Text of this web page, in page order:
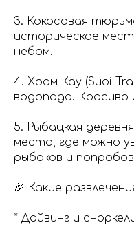
3. Кокосовая
историческое
небом.
4. Храм Кау (Suoi
водопада. Красиво
5. Рыбацкая
место, где можно
рыбаков и
🎉 Какие
* Дайвинг и